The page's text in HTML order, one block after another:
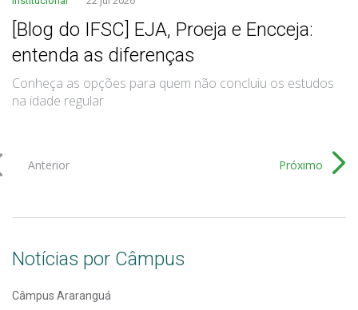
[Blog do IFSC] EJA, Proeja e Encceja:
entenda as diferenças
Conheça as opções para quem não concluiu os estudos
na idade regular
Anterior Próximo
Notícias por Câmpus
Câmpus Araranguá